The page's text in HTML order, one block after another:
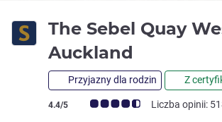
The Sebel Quay
Auckland
Przyjazny dla rodzin Z
Ocena klientów (Ocena ALL)
4.4/5 Liczba opinii: